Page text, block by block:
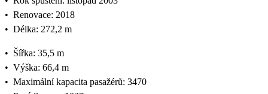
• Renovace: 2018
• Délka: 272,2 m
• Šířka: 35,5 m
• Výška: 66,4 m
• Maximální kapacita pasažérů: 3470